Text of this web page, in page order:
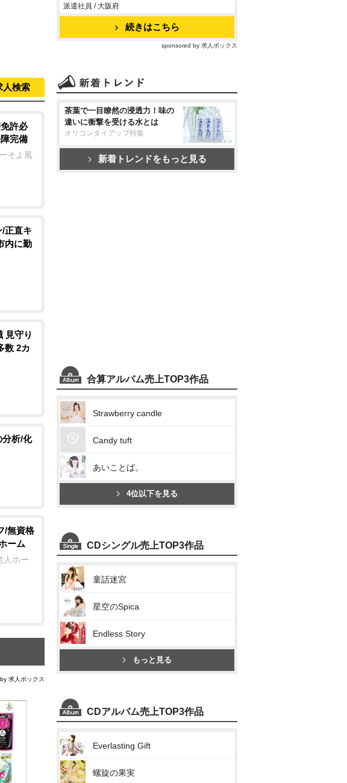
人検索
許必
完備
そよ風
正直キ
内に勤
見守り
数 2カ
分析/化
/無資格
ーム
人ホー
求人ボックス
派遣社員 / 大阪府
続きはこちら
sponsored by 求人ボックス
茶葉で一目瞭然の浸透力！味の
違いに衝撃を受ける水とは
オリコンタイアップ特集
新着トレンドをもっと見る
合算アルバム売上TOP3作品
Strawberry candle
Candy tuft
あいことば。
4位以下を見る
CDシングル売上TOP3作品
童話迷宮
星空のSpica
Endless Story
もっと見る
CDアルバム売上TOP3作品
Everlasting Gift
螺旋の果実